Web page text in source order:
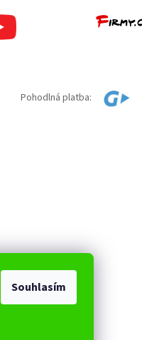
Souhlasím
Pohodlná platba: